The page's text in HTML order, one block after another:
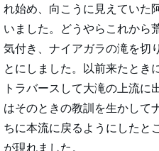
れ始め、向こうに見えていた
いました。どうやらこれから
気付き、ナイアガラの滝を切
とにしました。以前来たとき
トラバースして大滝の上流に
はそのときの教訓を生かして
ちに本流に戻るようにしたと
が現れました。